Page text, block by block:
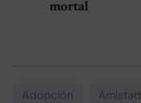
mortal
Adopción Amistad